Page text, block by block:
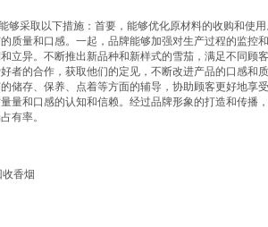
采取以下措施：首要，能够优化原材料的收购和使
质量和口感。一起，品牌能够加强对生产过程的监控
立异。不断推出新品种和新样式的雪茄，满足不同顾
者的合作，获取他们的定见，不断改进产品的口感和
储存、保养、点着等方面的辅导，协助顾客更好地享
量和口感的认知和信赖。经过品牌形象的打造和传播
有率。
香烟